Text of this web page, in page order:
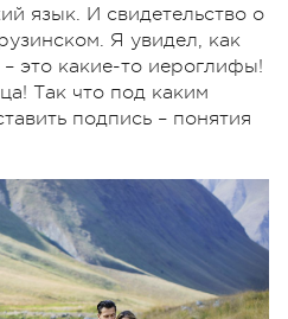
язык. И свидетельство о
Я увидел, как
это какие-то иероглифы!
Так что под каким
подпись – понятия